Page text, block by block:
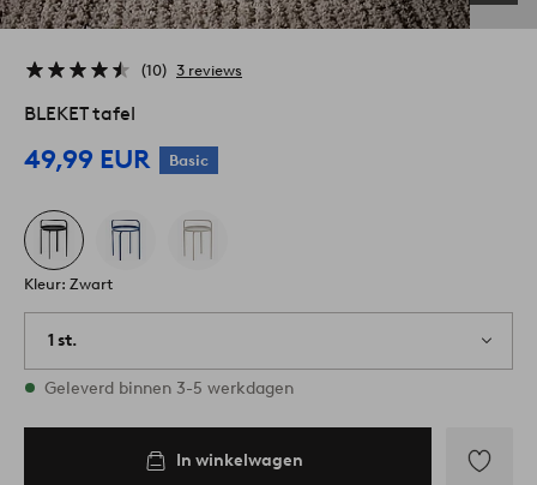
10 3 reviews
BLEKET tafel
49,99 EUR Basic
Kleur: Zwart
1 st.
Op voorraad
Geleverd binnen 3-5 werkdagen
In winkelwagen